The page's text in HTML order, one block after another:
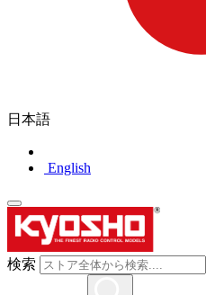
日本語
English
検索